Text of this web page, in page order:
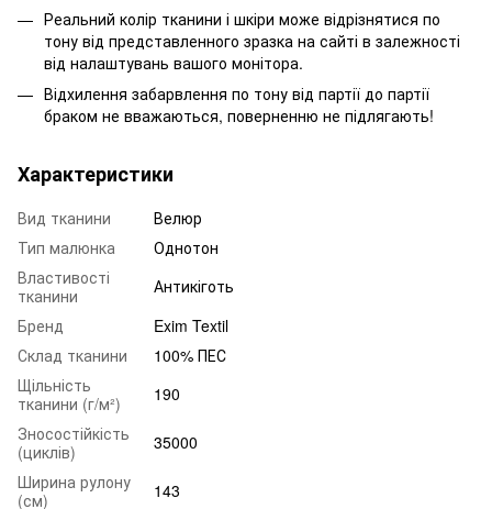
Реальний колір тканини і шкіри може відрізнятися по
тону від представленного зразка на сайті в залежності
від налаштувань вашого монітора.
Відхилення забарвлення по тону від партії до партії
браком не вважаються, поверненню не підлягають!
Характеристики
Вид тканини
Велюр
Тип малюнка
Однотон
Властивості
тканини
Антикіготь
Бренд
Exim Textil
Склад тканини
100% ПЕС
Щільність
тканини (г/м²)
190
Зносостійкість
(циклів)
35000
Ширина рулону
(см)
143